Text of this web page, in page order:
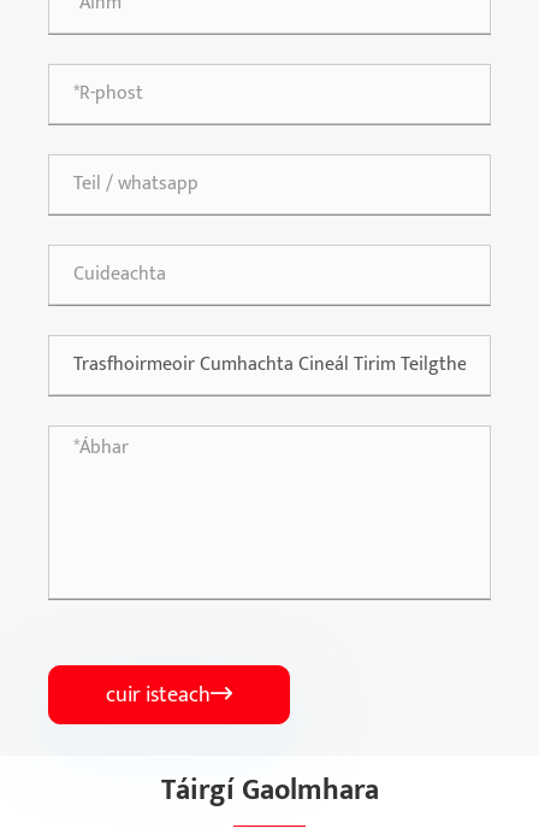
cuir isteach
Táirgí Gaolmhara